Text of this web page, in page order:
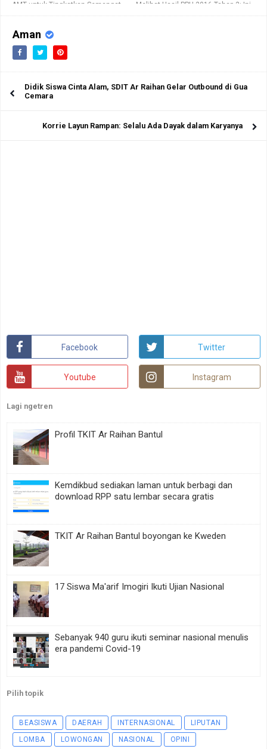
AMT untuk Tingkatkan Semangat
Melihat Hasil PPU 2016 Tahap 2: Ini
Aman
Didik Siswa Cinta Alam, SDIT Ar Raihan Gelar Outbound di Gua
Cemara
Korrie Layun Rampan: Selalu Ada Dayak dalam Karyanya
Facebook Twitter
Youtube Instagram
Lagi ngetren
Profil TKIT Ar Raihan Bantul
Kemdikbud sediakan laman untuk berbagi dan
download RPP satu lembar secara gratis
TKIT Ar Raihan Bantul boyongan ke Kweden
17 Siswa Ma'arif Imogiri Ikuti Ujian Nasional
Sebanyak 940 guru ikuti seminar nasional menulis
era pandemi Covid-19
Pilih topik
BEASISWA DAERAH INTERNASIONAL
LIPUTAN
LOMBA
LOWONGAN NASIONAL OPINI